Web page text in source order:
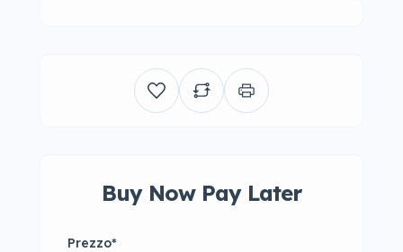
Buy Now Pay Later
Prezzo*